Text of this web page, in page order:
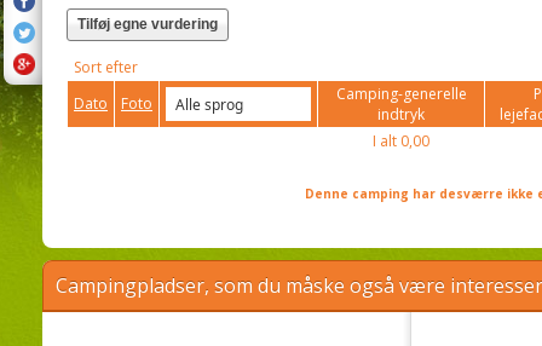
Tilføj egne vurdering
Sort efter
Dato
Foto
Camping-generelle
indtryk
I alt 0,00
Denne camping har desværre
Campingpladser, som du måske også være